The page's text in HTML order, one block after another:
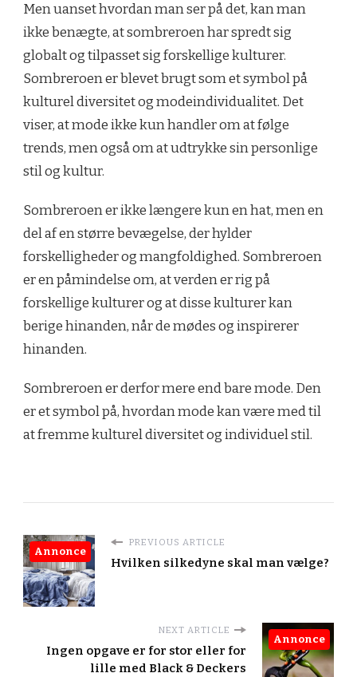
Men uanset hvordan man ser på det, kan man
ikke benægte, at sombreroen har spredt sig
globalt og tilpasset sig forskellige kulturer.
Sombreroen er blevet brugt som et symbol på
kulturel diversitet og modeindividualitet. Det
viser, at mode ikke kun handler om at følge
trends, men også om at udtrykke sin personlige
stil og kultur.
Sombreroen er ikke længere kun en hat, men en
del af en større bevægelse, der hylder
forskelligheder og mangfoldighed. Sombreroen
er en påmindelse om, at verden er rig på
forskellige kulturer og at disse kulturer kan
berige hinanden, når de mødes og inspirerer
hinanden.
Sombreroen er derfor mere end bare mode. Den
er et symbol på, hvordan mode kan være med til
at fremme kulturel diversitet og individuel stil.
PREVIOUS ARTICLE
Hvilken silkedyne skal man vælge?
Annonce
NEXT ARTICLE
Ingen opgave er for stor eller for
lille med Black & Deckers
Annonce